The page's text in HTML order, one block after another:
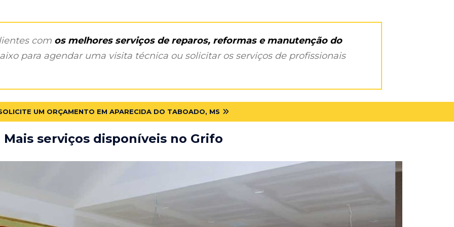
com os melhores serviços de reparos, reformas e manutenção do
para agendar uma visita técnica ou solicitar os serviços de profissionais
UM ORÇAMENTO EM APARECIDA DO TABOADO, MS
Mais serviços disponíveis no Grifo